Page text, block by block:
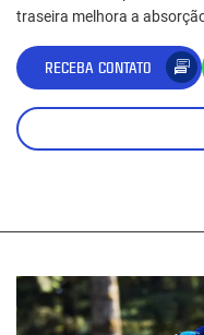
traseira melhora a
RECEBA CONTATO